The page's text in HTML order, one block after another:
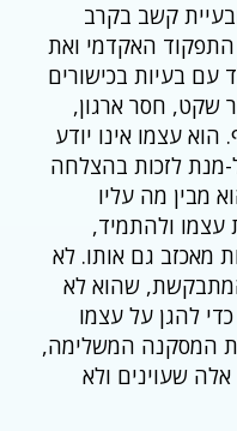
קשב בקרב
התפקוד האקדמי ואת
עם בעיות בכישורים
שקט, חסר ארגון,
עצמו אינו יודע
מנת לזכות בהצלחה
מבין מה עליו
ולהתמיד,
מאכזב גם אותו. לא
שהוא לא
כדי להגן על עצמו
המסקנה המשלימה,
שעוינים ולא